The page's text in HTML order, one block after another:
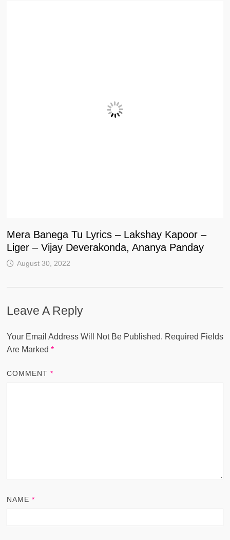
Mera Banega Tu Lyrics – Lakshay Kapoor –
Liger – Vijay Deverakonda, Ananya Panday
August 30, 2022
Leave A Reply
Your Email Address Will Not Be Published. Required Fields
Are Marked *
COMMENT*
NAME*